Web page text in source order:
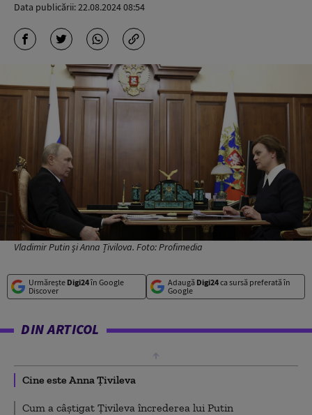
Data publicării:22.08.2024 08:54
Vladimir Putin și Anna Țivilova. Foto: Profimedia
Urmărește Digi24în Google
Discover
Adaugă Digi24ca sursă preferată în
Google
DIN ARTICOL
Cine este Anna Țivileva
Cum a câștigat Țivileva încrederea lui Putin